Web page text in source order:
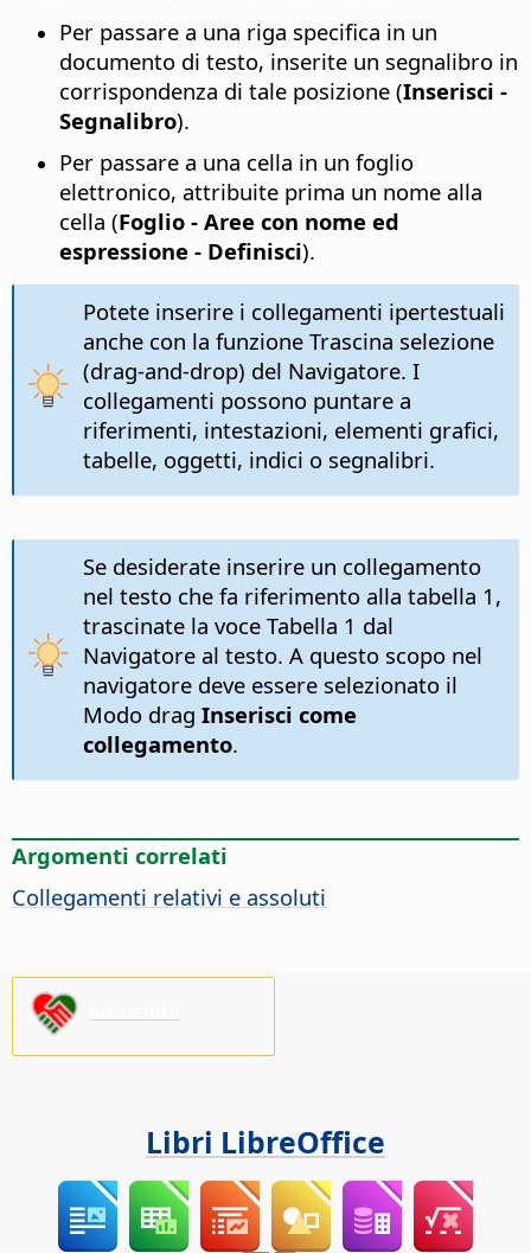
Per passare a una riga specifica in un
documento di testo, inserite un segnalibro in
corrispondenza di tale posizione (Inserisci -
Segnalibro).
Per passare a una cella in un foglio
elettronico, attribuite prima un nome alla
cella (Foglio - Aree con nome ed
espressione - Definisci).
Potete inserire i collegamenti ipertestuali
anche con la funzione Trascina selezione
(drag-and-drop) del Navigatore. I
collegamenti possono puntare a
riferimenti, intestazioni, elementi grafici,
tabelle, oggetti, indici o segnalibri.
Se desiderate inserire un collegamento
nel testo che fa riferimento alla tabella 1,
trascinate la voce Tabella 1 dal
Navigatore al testo. A questo scopo nel
navigatore deve essere selezionato il
Modo drag Inserisci come
collegamento.
Argomenti correlati
Collegamenti relativi e assoluti
Libri LibreOffice